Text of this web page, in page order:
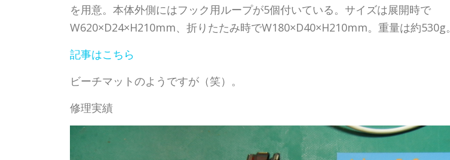
を用意。本体外側にはフック用ループが5個付いている。サイズは展開時で
W620×D24×H210mm、折りたたみ時でW180×D40×H210mm。重量は約530g。
記事はこちら
ビーチマットのようですが（笑）。
修理実績